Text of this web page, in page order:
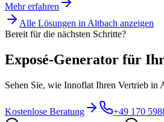
Mehr erfahren
Alle Lösungen in Altbach anzeigen
Bereit für die nächsten Schritte?
Exposé-Generator für
Sehen Sie, wie Innoflat Ihren Vertrieb in
Kostenlose Beratung
+49 170